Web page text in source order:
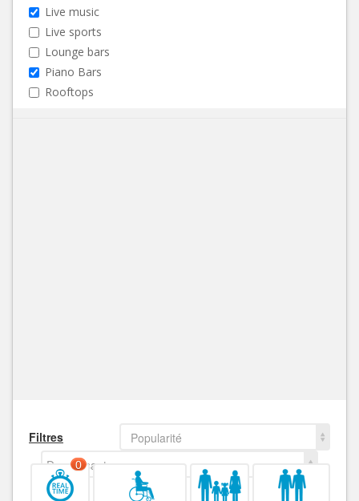
Live music
Live sports
Lounge bars
Piano Bars
Rooftops
Filtres
Popularité
Decroissant
0